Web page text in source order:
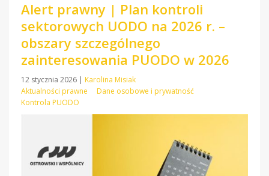
Alert prawny | Plan kontroli
sektorowych UODO na 2026 r. –
obszary szczególnego
zainteresowania PUODO w 2026
12 stycznia 2026 | Karolina Misiak
Aktualności prawne
Dane osobowe i prywatność
Kontrola PUODO